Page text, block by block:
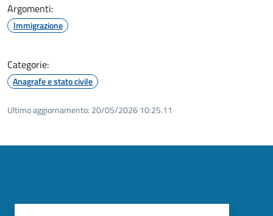
Argomenti:
Immigrazione
Categorie:
Anagrafe e stato civile
Ultimo aggiornamento: 20/05/2026 10:25.11